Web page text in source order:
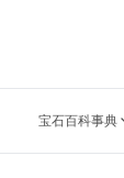
宝石百科事典